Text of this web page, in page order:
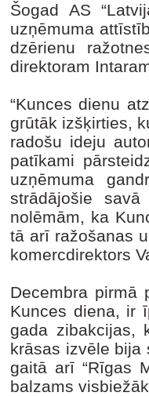
Šogad AS
uzņēmuma
dzērienu
direktoram
“Kunces dienu
grūtāk izšķirties,
radošu ideju
patīkami
uzņēmuma
strādājošie
nolēmām, ka
tā arī ražošanas
komercdirektors
Decembra pirmā
Kunces diena, ir
gada zibakcijas,
krāsas izvēle bija
gaitā arī “Rīgas
balzams